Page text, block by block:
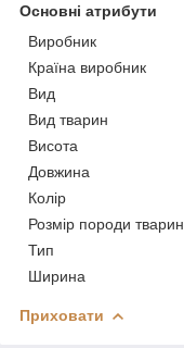
Основні атрибути
Виробник
Країна виробник
Вид
Вид тварин
Висота
Довжина
Колір
Розмір породи тварин
Тип
Ширина
Приховати